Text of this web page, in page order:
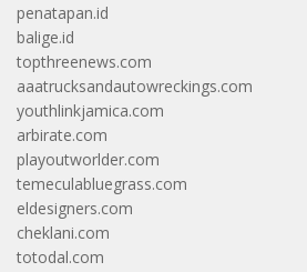
penatapan.id
balige.id
topthreenews.com
aaatrucksandautowreckings.com
youthlinkjamica.com
arbirate.com
playoutworlder.com
temeculabluegrass.com
eldesigners.com
cheklani.com
totodal.com